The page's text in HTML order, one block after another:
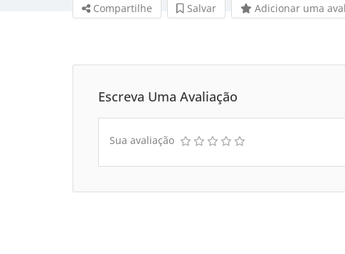
Compartilhe Salvar Adicionar uma
Escreva Uma Avaliação
Sua avaliação